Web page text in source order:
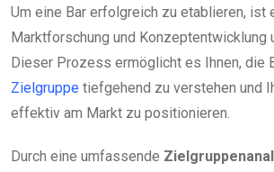
Um eine Bar erfolgreich zu etablieren, ist
Marktforschung und Konzeptentwicklung
Dieser Prozess ermöglicht es Ihnen, die
Zielgruppe tiefgehend zu verstehen und
effektiv am Markt zu positionieren.
Durch eine umfassende